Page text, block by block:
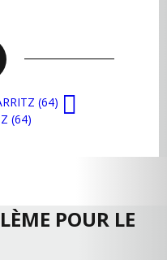
(64)
(64)
POUR LE